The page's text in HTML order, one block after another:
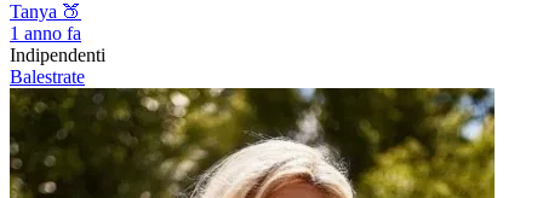
Tanya 🍑
1 anno fa
Indipendenti
Balestrate